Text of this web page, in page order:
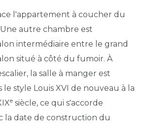
l'appartement à coucher du
autre chambre est
intermédiaire entre le grand
situé à côté du fumoir. À
la salle à manger est
le style Louis XVI de nouveau à la
e siècle, ce qui s'accorde
la date de construction du